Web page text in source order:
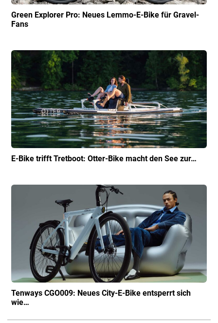
Green Explorer Pro: Neues Lemmo-E-Bike für Gravel-
Fans
E-Bike trifft Tretboot: Otter-Bike macht den See zur…
Tenways CGO009: Neues City-E-Bike entsperrt sich
wie…